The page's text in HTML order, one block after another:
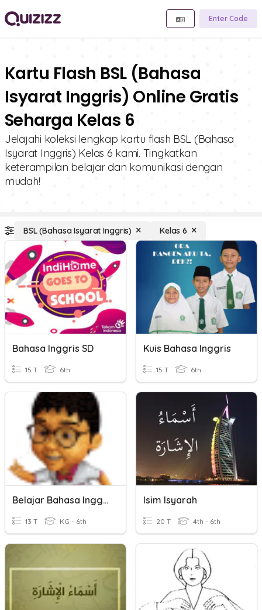
Enter Code
Kartu Flash BSL (Bahasa
Isyarat Inggris) Online Gratis
Seharga Kelas 6
Jelajahi koleksi lengkap kartu flash BSL (Bahasa
Isyarat Inggris) Kelas 6 kami. Tingkatkan
keterampilan belajar dan komunikasi dengan
mudah!
BSL (Bahasa Isyarat Inggris) Kelas 6
Bahasa Inggris SD
15 T 6th
Kuis Bahasa Inggris
15 T 6th
Belajar Bahasa Inggris
13 T KG - 6th
Isim Isyarah
20 T 4th - 6th